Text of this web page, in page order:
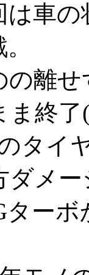
車の
の離
ま終了
タイ
ダメ
ター